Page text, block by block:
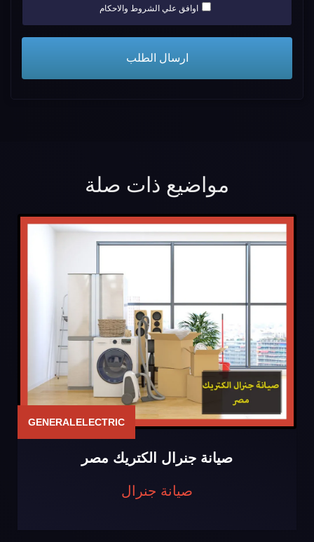
اوافق علي الشروط والاحكام
مواضيع ذات صلة
GENERALELECTRIC
صيانة جنرال الكتريك مصر
صيانة جنرال